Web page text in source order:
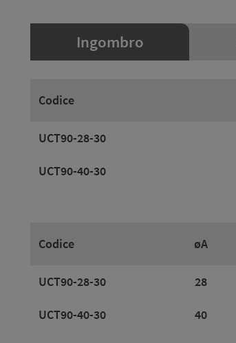
Ingombro
Codice
UCT90-28-30
UCT90-40-30
Codice øA
UCT90-28-30 28
UCT90-40-30 40